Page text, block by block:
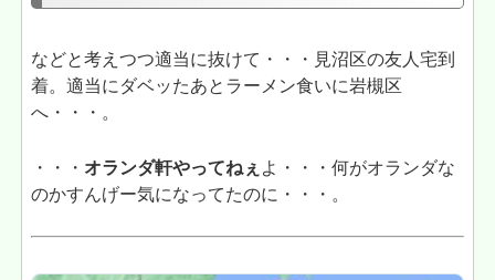
などと考えつつ適当に抜けて・・・見沼区の友人宅到
着。適当にダベッたあとラーメン食いに岩槻区
へ・・・。
・・・ オランダ軒やってねぇ よ・・・何がオランダな
のかすんげー気になってたのに・・・。